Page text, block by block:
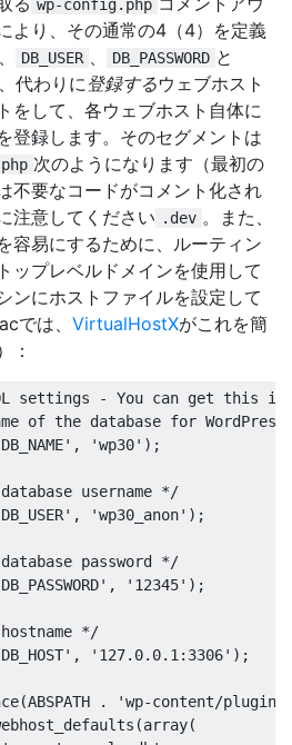
wp-config.php
より、その通常の4（4）を定義
DB_USER DB_PASSWORD と
代わりに登録するウェブホスト
をして、各ウェブホスト自体に
登録します。そのセグメントは
次のようになります（最初の
不要なコードがコメント化され
注意してください .dev 。また、
容易にするために、ルーティン
ップレベルドメインを使用して
ンにホストファイルを設定して
では、 VirtualHostXがこれを簡
：
settings - You can get this
of the database for
'wp30');
username */
'wp30_anon');
password */
'12345');
*/
'127.0.0.1:3306');
(ABSPATH .
'wp-content/plugins/
(array(